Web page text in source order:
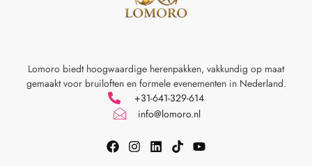
Lomoro biedt hoogwaardige herenpakken, vakkundig op maat
gemaakt voor bruiloften en formele evenementen in Nederland.
+31-641-329-614
info@lomoro.nl